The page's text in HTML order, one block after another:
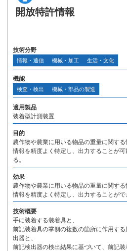
開放特許情報
技術分野
情報・通信 機械・加工 生活・文化
機能
検査・検出 機械・部品の製造
適用製品
装着型計測装置
目的
農作物や農業に用いる物品の重量に関す
情報を精度よく特定し、出力することが
る。
効果
農作物や農業に用いる物品の重量に関す
情報を精度よく特定し、出力することがで
技術概要
手に装着する装着具と、
前記装着具の掌側の複数の箇所に作用す
出器と、
前記検出器の検出結果に基づいて、前記